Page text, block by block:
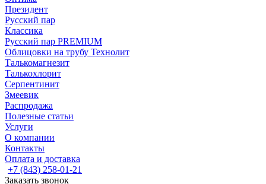
Президент
Русский пар
Классика
Русский пар PREMIUM
Облицовки на трубу Технолит
Талькомагнезит
Талькохлорит
Серпентинит
Змеевик
Распродажа
Полезные статьи
Услуги
О компании
Контакты
Оплата и доставка
+7 (843) 258-01-21
Заказать звонок